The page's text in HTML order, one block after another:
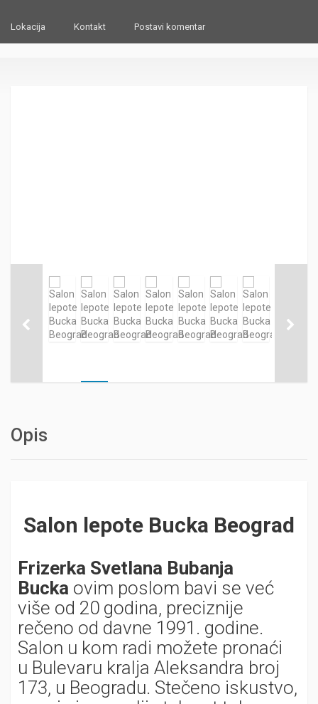
Lokacija Kontakt Postavi komentar
Opis
Salon lepote Bucka Beograd
Frizerka Svetlana Bubanja
Bucka ovim poslom bavi se već
više od 20 godina, preciznije
rečeno od davne 1991. godine.
Salon u kom radi možete pronaći
u Bulevaru kralja Aleksandra broj
173, u Beogradu. Stečeno iskustvo,